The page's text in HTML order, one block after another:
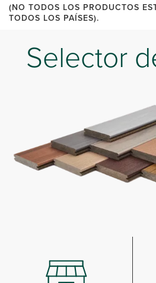
(NO TODOS LOS PRODUCTOS
TODOS LOS PAÍSES).
Selector